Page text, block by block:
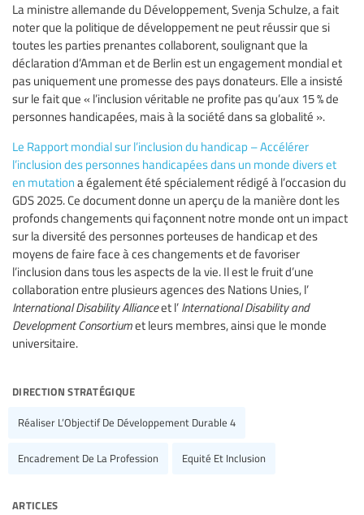
La ministre allemande du Développement, Svenja Schulze, a fait
noter que la politique de développement ne peut réussir que si
toutes les parties prenantes collaborent, soulignant que la
déclaration d’Amman et de Berlin est un engagement mondial et
pas uniquement une promesse des pays donateurs. Elle a insisté
sur le fait que « l’inclusion véritable ne profite pas qu’aux 15 % de
personnes handicapées, mais à la société dans sa globalité ».
Le Rapport mondial sur l’inclusion du handicap – Accélérer
l’inclusion des personnes handicapées dans un monde divers et
en mutation a également été spécialement rédigé à l’occasion du
GDS 2025. Ce document donne un aperçu de la manière dont les
profonds changements qui façonnent notre monde ont un impact
sur la diversité des personnes porteuses de handicap et des
moyens de faire face à ces changements et de favoriser
l’inclusion dans tous les aspects de la vie. Il est le fruit d’une
collaboration entre plusieurs agences des Nations Unies, l’
International Disability Allianceet l’ International Disability and
Development Consortiumet leurs membres, ainsi que le monde
universitaire.
direction stratégique
Réaliser L’Objectif De Développement Durable 4
Encadrement De La Profession Equité Et Inclusion
articles